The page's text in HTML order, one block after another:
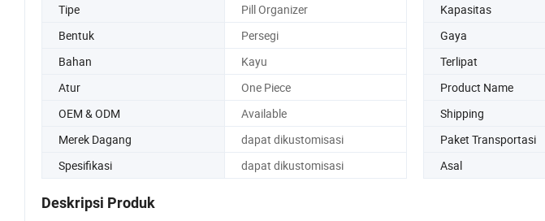
Tipe
Pill Organizer Kapasitas
Bentuk
Persegi Gaya
Bahan
Kayu Terlipat
Atur
One Piece Product Name
OEM & ODM
Available Shipping
Merek Dagang
dapat dikustomisasi Paket Transportasi
Spesifikasi
dapat dikustomisasi Asal
Deskripsi Produk